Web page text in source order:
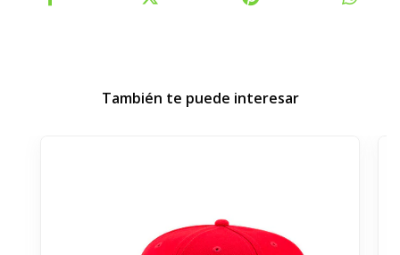
También te puede interesar